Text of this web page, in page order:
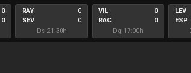
0
0
RAY
SEV
0
0
Ds 21:30h
VIL
RAC
0
0
Dg 17:00h
LEV
ESP